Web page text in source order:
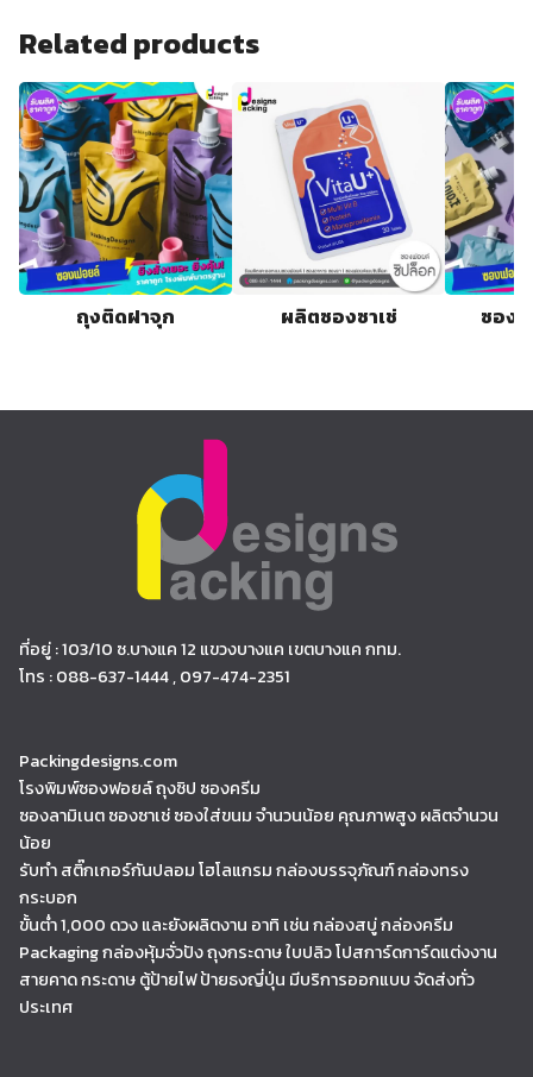
Related products
ถุงติดฝาจุก ผลิตซองซาเช่ ซอง
ที่อยู่ : 103/10 ซ.บางแค 12 แขวงบางแค เขตบางแค กทม.
โทร : 088-637-1444 , 097-474-2351
Packingdesigns.com
โรงพิมพ์ซองฟอยล์ ถุงซิป ซองครีม
ซองลามิเนต ซองซาเช่ ซองใส่ขนม จำนวนน้อย คุณภาพสูง ผลิตจำนวน
น้อย
รับทำ สติ๊กเกอร์กันปลอม โฮโลแกรม กล่องบรรจุภัณฑ์ กล่องทรง
กระบอก
ขั้นต่ำ 1,000 ดวง และยังผลิตงาน อาทิ เช่น กล่องสบู่ กล่องครีม
Packaging กล่องหุ้มจั่วปัง ถุงกระดาษ ใบปลิว โปสการ์ดการ์ดแต่งงาน
สายคาด กระดาษ ตู้ป้ายไฟ ป้ายธงญี่ปุ่น มีบริการออกแบบ จัดส่งทั่ว
ประเทศ